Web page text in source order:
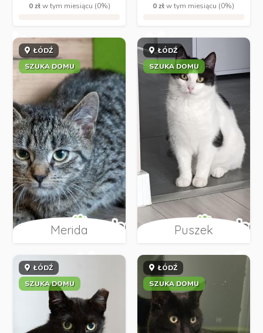
0 złw tym miesiącu (0%) 0 złw tym miesiącu (0%)
ŁÓDŹ
SZUKA DOMU
Merida
ŁÓDŹ
SZUKA DOMU
Puszek
ŁÓDŹ
SZUKA DOMU
ŁÓDŹ
SZUKA DOMU